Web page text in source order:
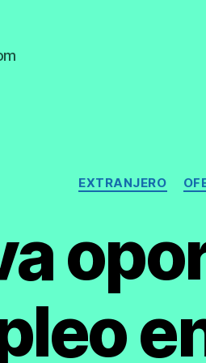
EXTRANJERO